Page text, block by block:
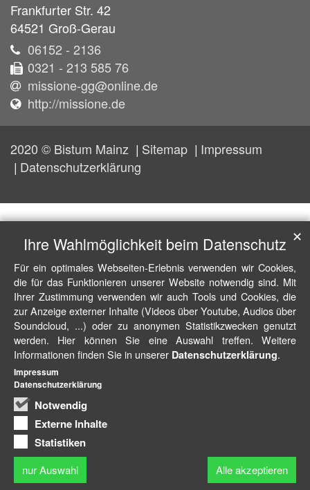
Frankfurter Str. 42
64521 Groß-Gerau
06152 - 2136
0321 - 213 585 76
missione-gg@online.de
http://missione.de
2020 © Bistum Mainz Sitemap
Impressum
Datenschutzerklärung
Ihre Wahlmöglichkeit beim Datenschutz
Für ein optimales Webseiten-Erlebnis verwenden wir Cookies,
die für das Funktionieren unserer Website notwendig sind. Mit
Ihrer Zustimmung verwenden wir auch Tools und Cookies, die
zur Anzeige externer Inhalte (Videos über Youtube, Audios über
Soundcloud, ...) oder zu anonymen Statistikzwecken genutzt
werden. Hier können Sie eine Auswahl treffen. Weitere
Informationen finden Sie in unserer Datenschutzerklärung.
Notwendig
Externe Inhalte
Statistiken
nur Auswahl Alle akzeptieren
✕
Impressum
Datenschutzerklärung